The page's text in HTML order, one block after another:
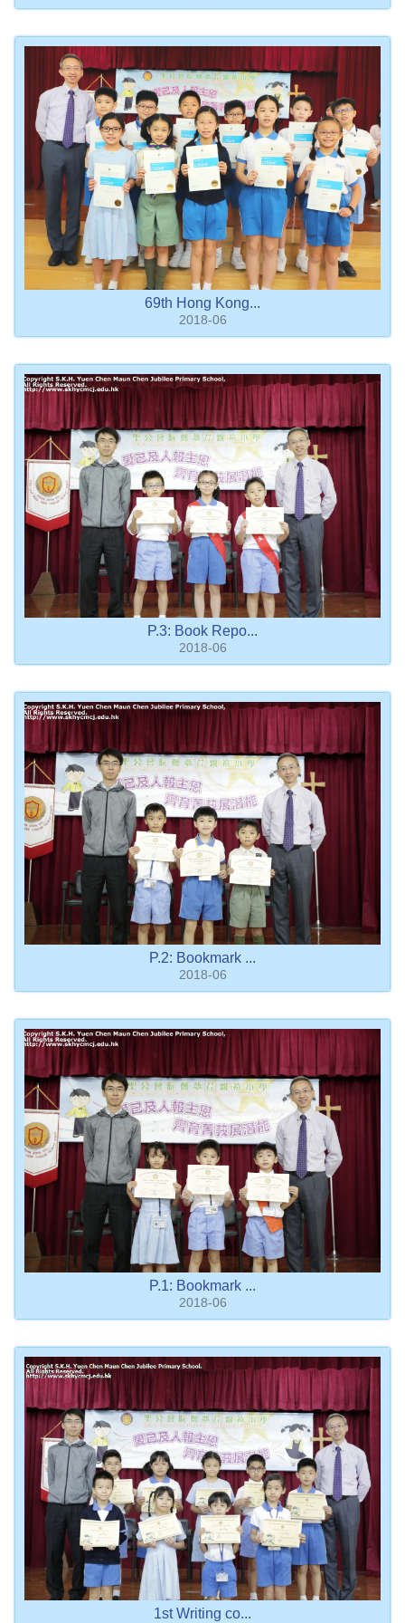
69th Hong Kong...
2018-06
P.3: Book Repo...
2018-06
P.2: Bookmark ...
2018-06
P.1: Bookmark ...
2018-06
1st Writing co...